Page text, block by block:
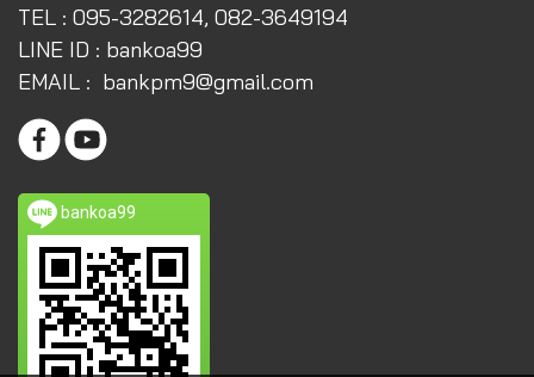
TEL : 095-3282614, 082-3649194
LINE ID : bankoa99
EMAIL : bankpm9@gmail.com
bankoa99